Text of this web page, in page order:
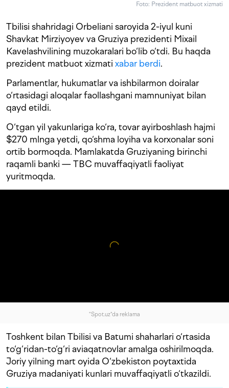
Foto: Prezident matbuot xizmati
Tbilisi shahridagi Orbeliani saroyida 2-iyul kuni
Shavkat Mirziyoyev va Gruziya prezidenti Mixail
Kavelashvilining muzokaralari bo‘lib o‘tdi. Bu haqda
prezident matbuot xizmati xabar berdi.
Parlamentlar, hukumatlar va ishbilarmon doiralar
o‘rtasidagi aloqalar faollashgani mamnuniyat bilan
qayd etildi.
O‘tgan yil yakunlariga ko‘ra, tovar ayirboshlash hajmi
$270 mlnga yetdi, qo‘shma loyiha va korxonalar soni
ortib bormoqda. Mamlakatda Gruziyaning birinchi
raqamli banki — TBC muvaffaqiyatli faoliyat
yuritmoqda.
"Spot.uz"da reklama
Toshkent bilan Tbilisi va Batumi shaharlari o‘rtasida
to‘g‘ridan-to‘g‘ri aviaqatnovlar amalga oshirilmoqda.
Joriy yilning mart oyida O‘zbekiston poytaxtida
Gruziya madaniyati kunlari muvaffaqiyatli o‘tkazildi.